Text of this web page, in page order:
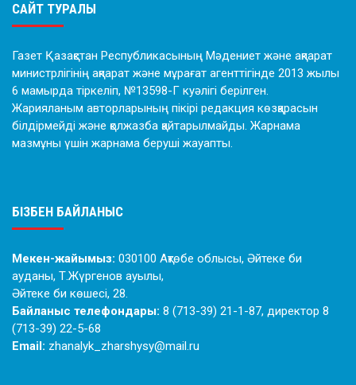
САЙТ ТУРАЛЫ
Газет Қазақстан Республикасының Мәдениет және ақпарат
министрлігінің ақпарат және мұрағат агенттігінде 2013 жылы
6 мамырда тіркеліп, №13598-Г куәлігі берілген.
Жарияланым авторларының пікірі редакция көзқарасын
білдірмейді және қолжазба қайтарылмайды. Жарнама
мазмұны үшін жарнама беруші жауапты.
БІЗБЕН БАЙЛАНЫС
Мекен-жайымыз: 030100 Ақтөбе облысы, Әйтеке би
ауданы, Т.Жүргенов ауылы,
Әйтеке би көшесі, 28.
Байланыс телефондары: 8 (713-39) 21-1-87, директор 8
(713-39) 22-5-68
Email: zhanalyk_zharshysy@mail.ru